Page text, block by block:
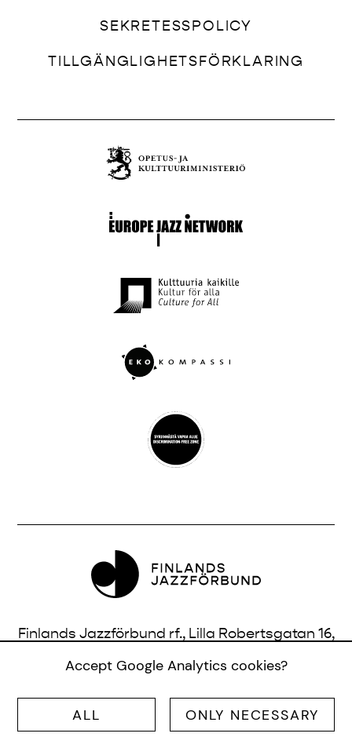
SEKRETESSPOLICY
TILLGÄNGLIGHETSFÖRKLARING
Finlands Jazzförbund rf., Lilla Robertsgatan 16,
info@jazzfinland.fi
© SUOMEN JAZZLIITTO RY |SITE:TERO AHONEN
Accept Google Analytics cookies?
ALL ONLY NECESSARY